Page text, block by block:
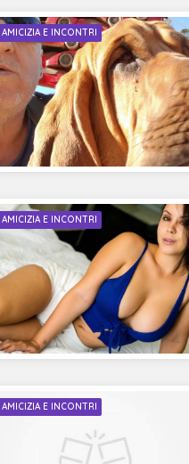
AMICIZIA E INCONTRI
AMICIZIA E INCONTRI
AMICIZIA E INCONTRI